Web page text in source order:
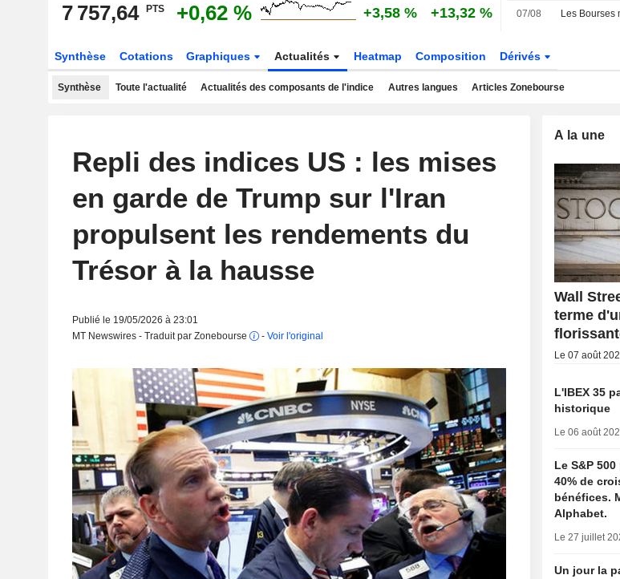
7 757,64 PTS +0,62 % +3,58 % +13,32 % 07/08
Synthèse Cotations Graphiques Actualités Heatmap Composition Dérivés
Synthèse Toute l'actualité Actualités des composants de l'indice Autres langues Articles Zonebourse
Repli des indices US : les mises
en garde de Trump sur l'Iran
propulsent les rendements du
Trésor à la hausse
Publié le 19/05/2026 à 23:01
MT Newswires - Traduit par Zonebourse
- Voir l'original
A la une
Wall
terme
Le 07 août
L'IBEX 35
historique
Le 06 août
Le S&P
40% de
bénéfices.
Alphabet.
Le 27 juillet
Un jour la